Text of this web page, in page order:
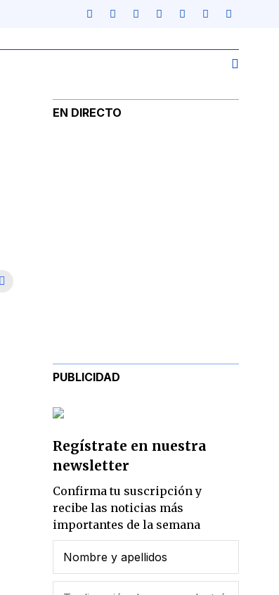
EN DIRECTO
PUBLICIDAD
Regístrate en nuestra
newsletter
Confirma tu suscripción y
recibe las noticias más
importantes de la semana